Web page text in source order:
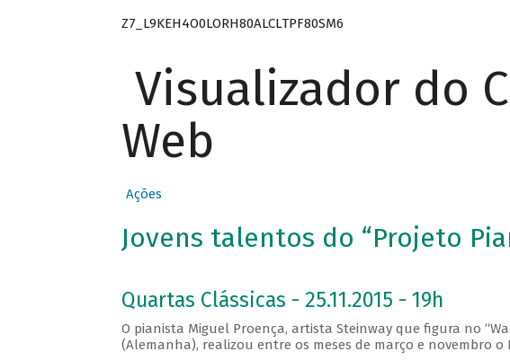
Z7_L9KEH4O0LORH80ALCLTPF80SM6
Visualizador do
Web
Ações
Jovens talentos do “Projeto
Quartas Clássicas - 25.11.2015 - 19h
O pianista Miguel Proença, artista Steinway que figura no
(Alemanha), realizou entre os meses de março e novembro o